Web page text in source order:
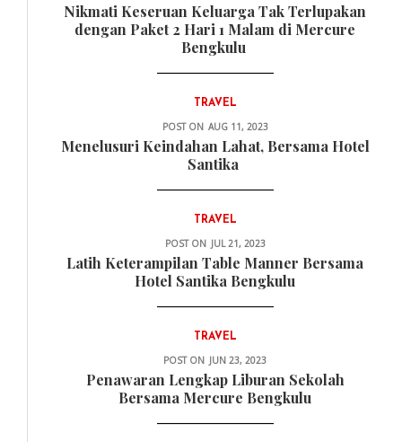
Nikmati Keseruan Keluarga Tak Terlupakan
dengan Paket 2 Hari 1 Malam di Mercure
Bengkulu
TRAVEL
POST ON AUG 11, 2023
Menelusuri Keindahan Lahat, Bersama Hotel
Santika
TRAVEL
POST ON JUL 21, 2023
Latih Keterampilan Table Manner Bersama
Hotel Santika Bengkulu
TRAVEL
POST ON JUN 23, 2023
Penawaran Lengkap Liburan Sekolah
Bersama Mercure Bengkulu